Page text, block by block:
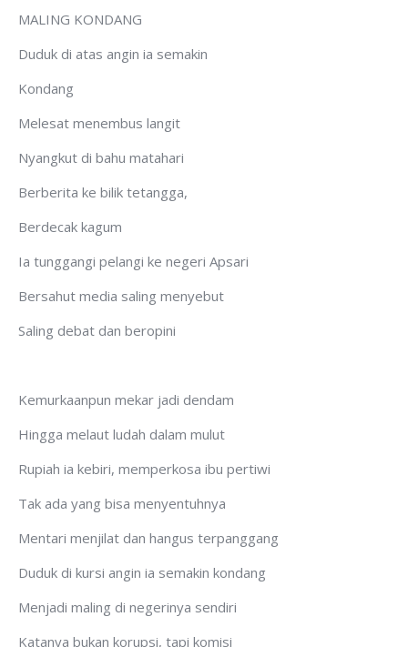
MALING KONDANG
Duduk di atas angin ia semakin
Kondang
Melesat menembus langit
Nyangkut di bahu matahari
Berberita ke bilik tetangga,
Berdecak kagum
Ia tunggangi pelangi ke negeri Apsari
Bersahut media saling menyebut
Saling debat dan beropini
Kemurkaanpun mekar jadi dendam
Hingga melaut ludah dalam mulut
Rupiah ia kebiri, memperkosa ibu pertiwi
Tak ada yang bisa menyentuhnya
Mentari menjilat dan hangus terpanggang
Duduk di kursi angin ia semakin kondang
Menjadi maling di negerinya sendiri
Katanya bukan korupsi, tapi komisi